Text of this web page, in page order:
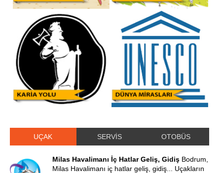
UÇAK SERVİS OTOBÜS
Milas Havalimanı İç Hatlar Geliş, Gidiş Bodrum,
Milas Havalimanı iç hatlar geliş, gidiş... Uçakların